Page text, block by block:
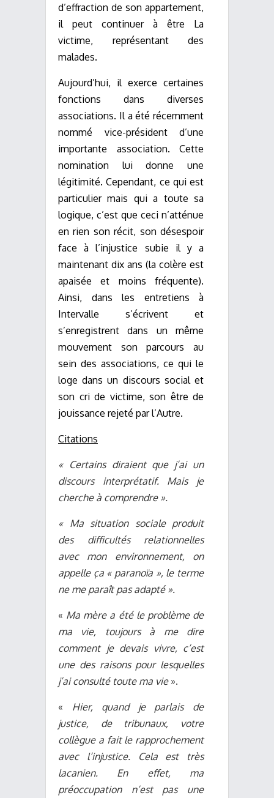
d’effraction de son appartement,
il peut continuer à être La
victime, représentant des
malades.
Aujourd’hui, il exerce certaines
fonctions dans diverses
associations. Il a été récemment
nommé vice-président d’une
importante association. Cette
nomination lui donne une
légitimité. Cependant, ce qui est
particulier mais qui a toute sa
logique, c’est que ceci n’atténue
en rien son récit, son désespoir
face à l’injustice subie il y a
maintenant dix ans (la colère est
apaisée et moins fréquente).
Ainsi, dans les entretiens à
Intervalle s’écrivent et
s’enregistrent dans un même
mouvement son parcours au
sein des associations, ce qui le
loge dans un discours social et
son cri de victime, son être de
jouissance rejeté par l’Autre.
Citations
« Certains diraient que j’ai un
discours interprétatif. Mais je
cherche à comprendre ».
« Ma situation sociale produit
des difficultés relationnelles
avec mon environnement, on
appelle ça « paranoïa », le terme
ne me paraît pas adapté ».
« Ma mère a été le problème de
ma vie, toujours à me dire
comment je devais vivre, c’est
une des raisons pour lesquelles
j’ai consulté toute ma vie ».
« Hier, quand je parlais de
justice, de tribunaux, votre
collègue a fait le rapprochement
avec l’injustice. Cela est très
lacanien. En effet, ma
préoccupation n’est pas une